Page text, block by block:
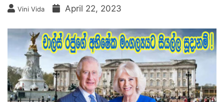
Vini Vida April 22, 2023